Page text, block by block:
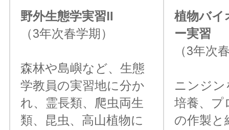
野外生態学実習Ⅱ
（3年次春学期）
森林や島嶼など、生態
学教員の実習地に分か
れ、霊長類、爬虫両生
類、昆虫、高山植物に
植物バイ
ー実習
（3年次
ニンジン
培養、プ
の作製と